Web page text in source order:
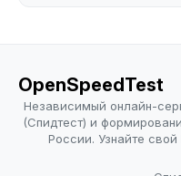
OpenSpeedTest
Независимый онлайн-
(Спидтест) и
России. Узнайте свой